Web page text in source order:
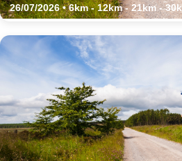
26/07/2026 • 6km - 12km - 21km -